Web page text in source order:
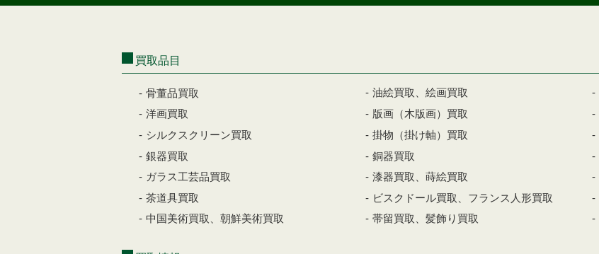
買取品目
骨董品買取 油絵買取、絵画買取
洋画買取
版画（木版画）買取
シルクスクリーン買取
掛物（掛け軸）買取
銀器買取
銅器買取
ガラス工芸品買取
漆器買取、蒔絵買取
茶道具買取
ビスクドール買取、フランス人形買取
中国美術買取、朝鮮美術買取
帯留買取、髪飾り買取